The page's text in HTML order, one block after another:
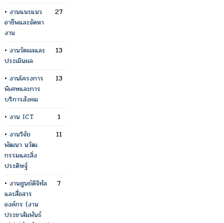
• งานแนะแนว
อาชีพและจัดหา
งาน
27
• งานวัดผลและ
ประเมินผล
13
• งานโครงการ
พิเศษและการ
บริการสังคม
13
• งาน ICT
1
• งานวิจัย
พัฒนา นวัฒ
กรรมและสิ่ง
ประดิษฐ์
11
• งานศูนย์ดิจิทัล
และสื่อสาร
องค์กร (งาน
ประชาสัมพันธ์
7